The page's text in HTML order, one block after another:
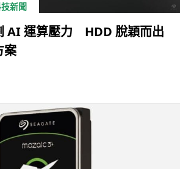
新聞
AI 運算壓力 HDD 脫穎而出
案